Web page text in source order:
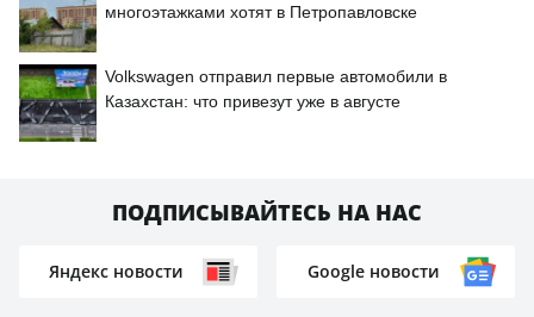
многоэтажками хотят в Петропавловске
Volkswagen отправил первые автомобили в
Казахстан: что привезут уже в августе
ПОДПИСЫВАЙТЕСЬ НА НАС
Яндекс новости Google новости